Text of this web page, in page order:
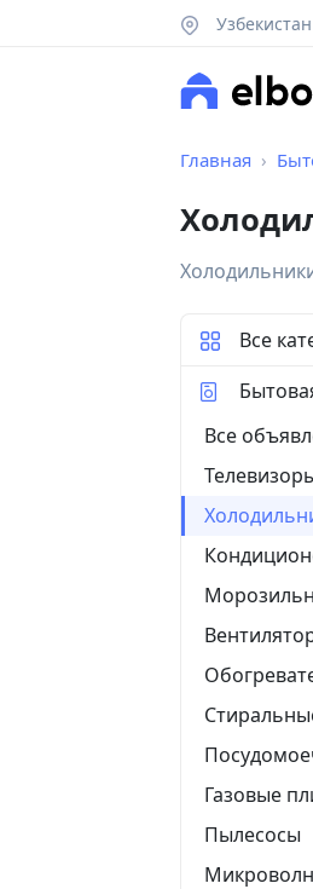
Узбекистан
Главная
Все
Все
Газовые
Пылесосы